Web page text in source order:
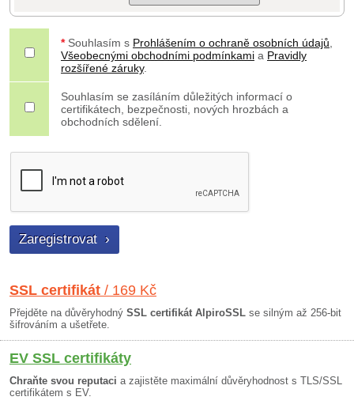
* Souhlasím s Prohlášením o ochraně osobních údajů
Všeobecnými obchodními podmínkami a Pravidly
rozšířené záruky.
Souhlasím se zasíláním důležitých informací o
certifikátech, bezpečnosti, nových hrozbách a
obchodních sdělení.
SSL certifikát / 169 Kč
Přejděte na důvěryhodný SSL certifikát AlpiroSSL se silným až 256-bit
šifrováním a ušetřete.
EV SSL certifikáty
Chraňte svou reputaci a zajistěte maximální důvěryhodnost s TLS/SSL
certifikátem s EV.